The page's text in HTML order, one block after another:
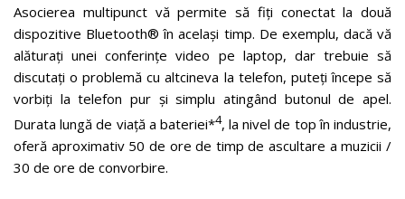
Asocierea multipunct vă permite să fiți conectat la două
dispozitive Bluetooth® în același timp. De exemplu, dacă vă
alăturați unei conferințe video pe laptop, dar trebuie să
discutați o problemă cu altcineva la telefon, puteți începe să
vorbiți la telefon pur și simplu atingând butonul de apel.
Durata lungă de viață a bateriei*4, la nivel de top în industrie,
oferă aproximativ 50 de ore de timp de ascultare a muzicii /
30 de ore de convorbire.